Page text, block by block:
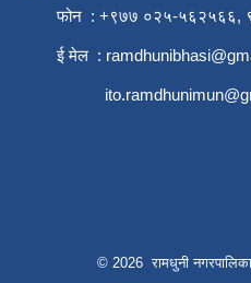
फोन : +९७७ ०२५-५६२५६६,
ई मेल :
© 2026 रामधुनी